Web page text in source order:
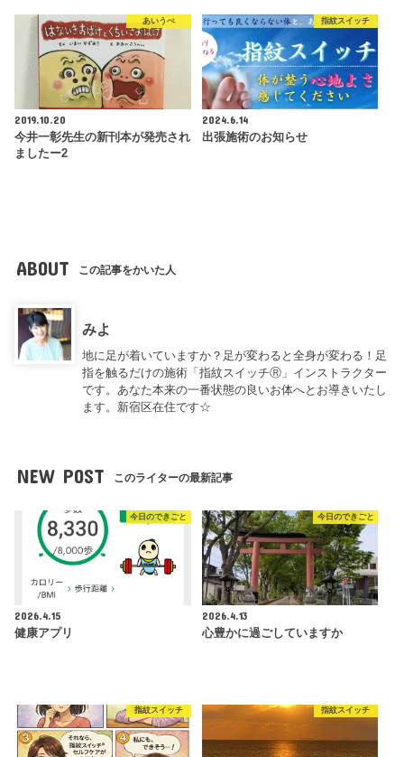
あいうべ
2019.10.20
今井一彰先生の新刊本が発売され
ましたー2
指紋スイッチ
2024.6.14
出張施術のお知らせ
ABOUT この記事をかいた人
みよ
地に足が着いていますか？足が変わると全身が変わる！足
指を触るだけの施術「指紋スイッチⓇ」インストラクター
です。あなた本来の一番状態の良いお体へとお導きいたし
ます。新宿区在住です☆
NEW POST このライターの最新記事
今日のできごと
2026.4.15
健康アプリ
今日のできごと
2026.4.13
心豊かに過ごしていますか
指紋スイッチ 指紋スイッチ